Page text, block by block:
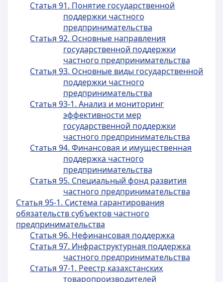
Статья 91. Понятие государственной
поддержки частного
предпринимательства
Статья 92. Основные направления
государственной поддержки
частного предпринимательства
Статья 93. Основные виды государственной
поддержки частного
предпринимательства
Статья 93-1. Анализ и мониторинг
эффективности мер
государственной поддержки
частного предпринимательства
Статья 94. Финансовая и имущественная
поддержка частного
предпринимательства
Статья 95. Специальный фонд развития
частного предпринимательства
Статья 95-1. Система гарантирования
обязательств субъектов частного
предпринимательства
Статья 96. Нефинансовая поддержка
Статья 97. Инфраструктурная поддержка
частного предпринимательства
Статья 97-1. Реестр казахстанских
товаропроизводителей